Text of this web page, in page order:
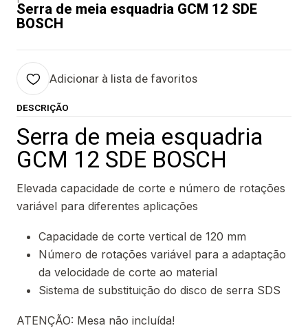
Serra de meia esquadria GCM 12 SDE
BOSCH
Adicionar à lista de favoritos
DESCRIÇÃO
Serra de meia esquadria
GCM 12 SDE BOSCH
Elevada capacidade de corte e número de rotações
variável para diferentes aplicações
Capacidade de corte vertical de 120 mm
Número de rotações variável para a adaptação
da velocidade de corte ao material
Sistema de substituição do disco de serra SDS
ATENÇÃO: Mesa não incluída!